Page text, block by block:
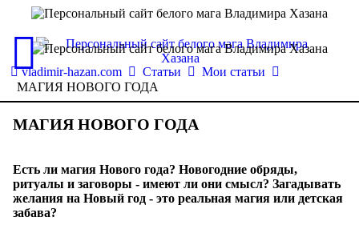
vladimir-hazan.com Статьи
Мои статьи
МАГИЯ НОВОГО ГОДА
МАГИЯ НОВОГО ГОДА
Есть ли магия Нового года? Новогодние обряды,
ритуалы и заговоры - имеют ли они смысл? Загадывать
желания на Новый год - это реальная магия или детская
забава?